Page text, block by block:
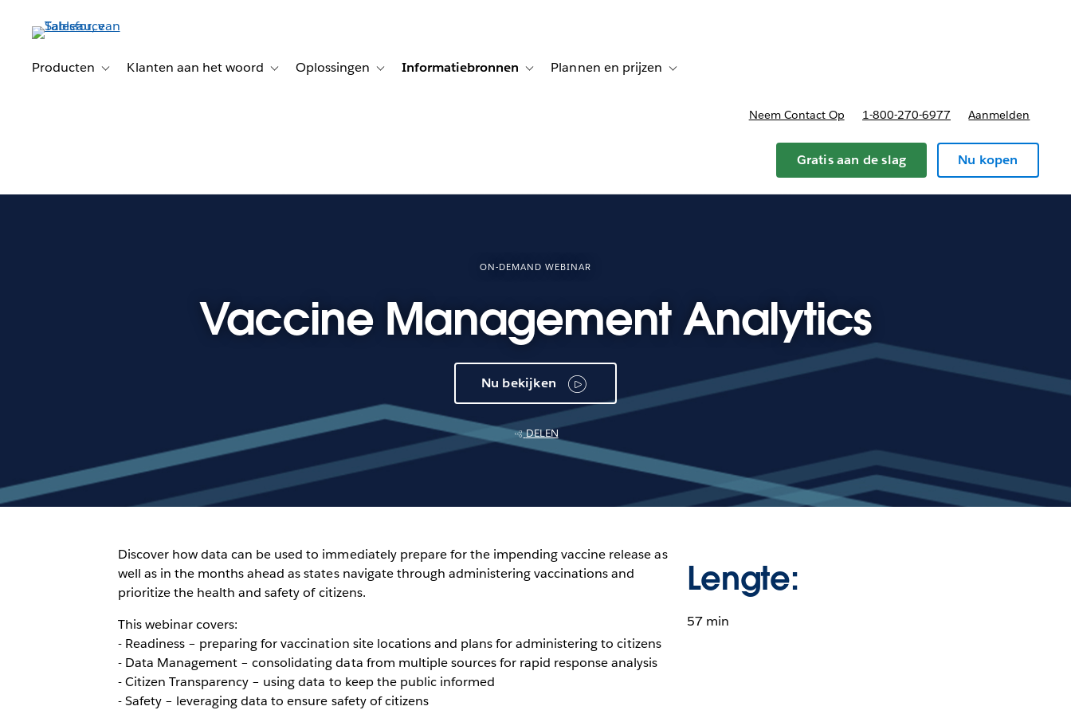
Producten
Toggle sub-navigation for Producten
Klanten aan het woord Toggle sub-navigation for Klanten aan het woord
Oplossingen Toggle sub-navigation for Oplossingen
Informatiebronnen Toggle sub-navigation for Informatiebronnen
Plannen en prijzen Toggle sub-navigation for Plannen en prijzen
Neem Contact Op 1-800-270-6977 Aanmelden
Gratis aan de slag Nu kopen
ON-DEMAND WEBINAR
Vaccine Management Analytics
Nu bekijken
DELEN
Discover how data can be used to immediately prepare for the impending vaccine release as
well as in the months ahead as states navigate through administering vaccinations and
prioritize the health and safety of citizens.
This webinar covers:
- Readiness – preparing for vaccination site locations and plans for administering to citizens
- Data Management – consolidating data from multiple sources for rapid response analysis
- Citizen Transparency – using data to keep the public informed
- Safety – leveraging data to ensure safety of citizens
Lengte:
57 min